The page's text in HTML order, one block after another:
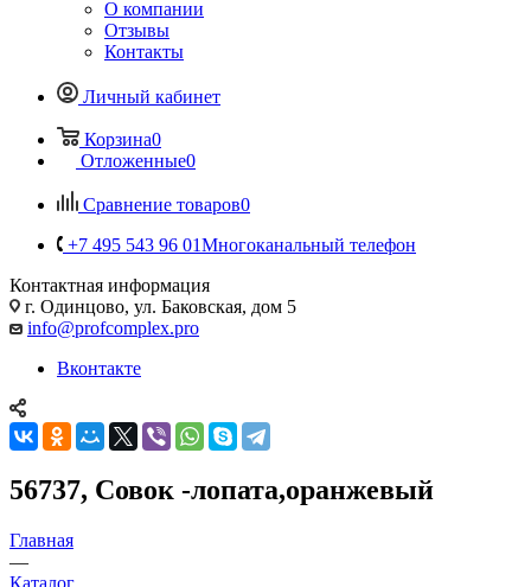
О компании
Отзывы
Контакты
Личный кабинет
Корзина0
Отложенные0
Сравнение товаров0
+7 495 543 96 01Многоканальный телефон
Контактная информация
г. Одинцово, ул. Баковская, дом 5
info@profcomplex.pro
Вконтакте
56737, Совок -лопата,оранжевый
Главная
—
Каталог